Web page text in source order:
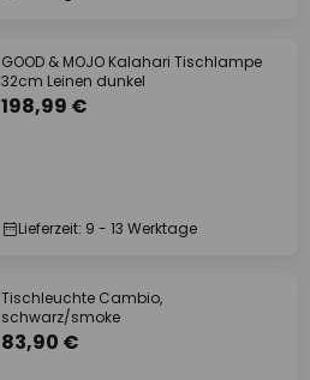
GOOD & MOJO Kalahari Tischlampe
32cm Leinen dunkel
198,99 €
Lieferzeit: 9 - 13 Werktage
Tischleuchte Cambio,
schwarz/smoke
83,90 €